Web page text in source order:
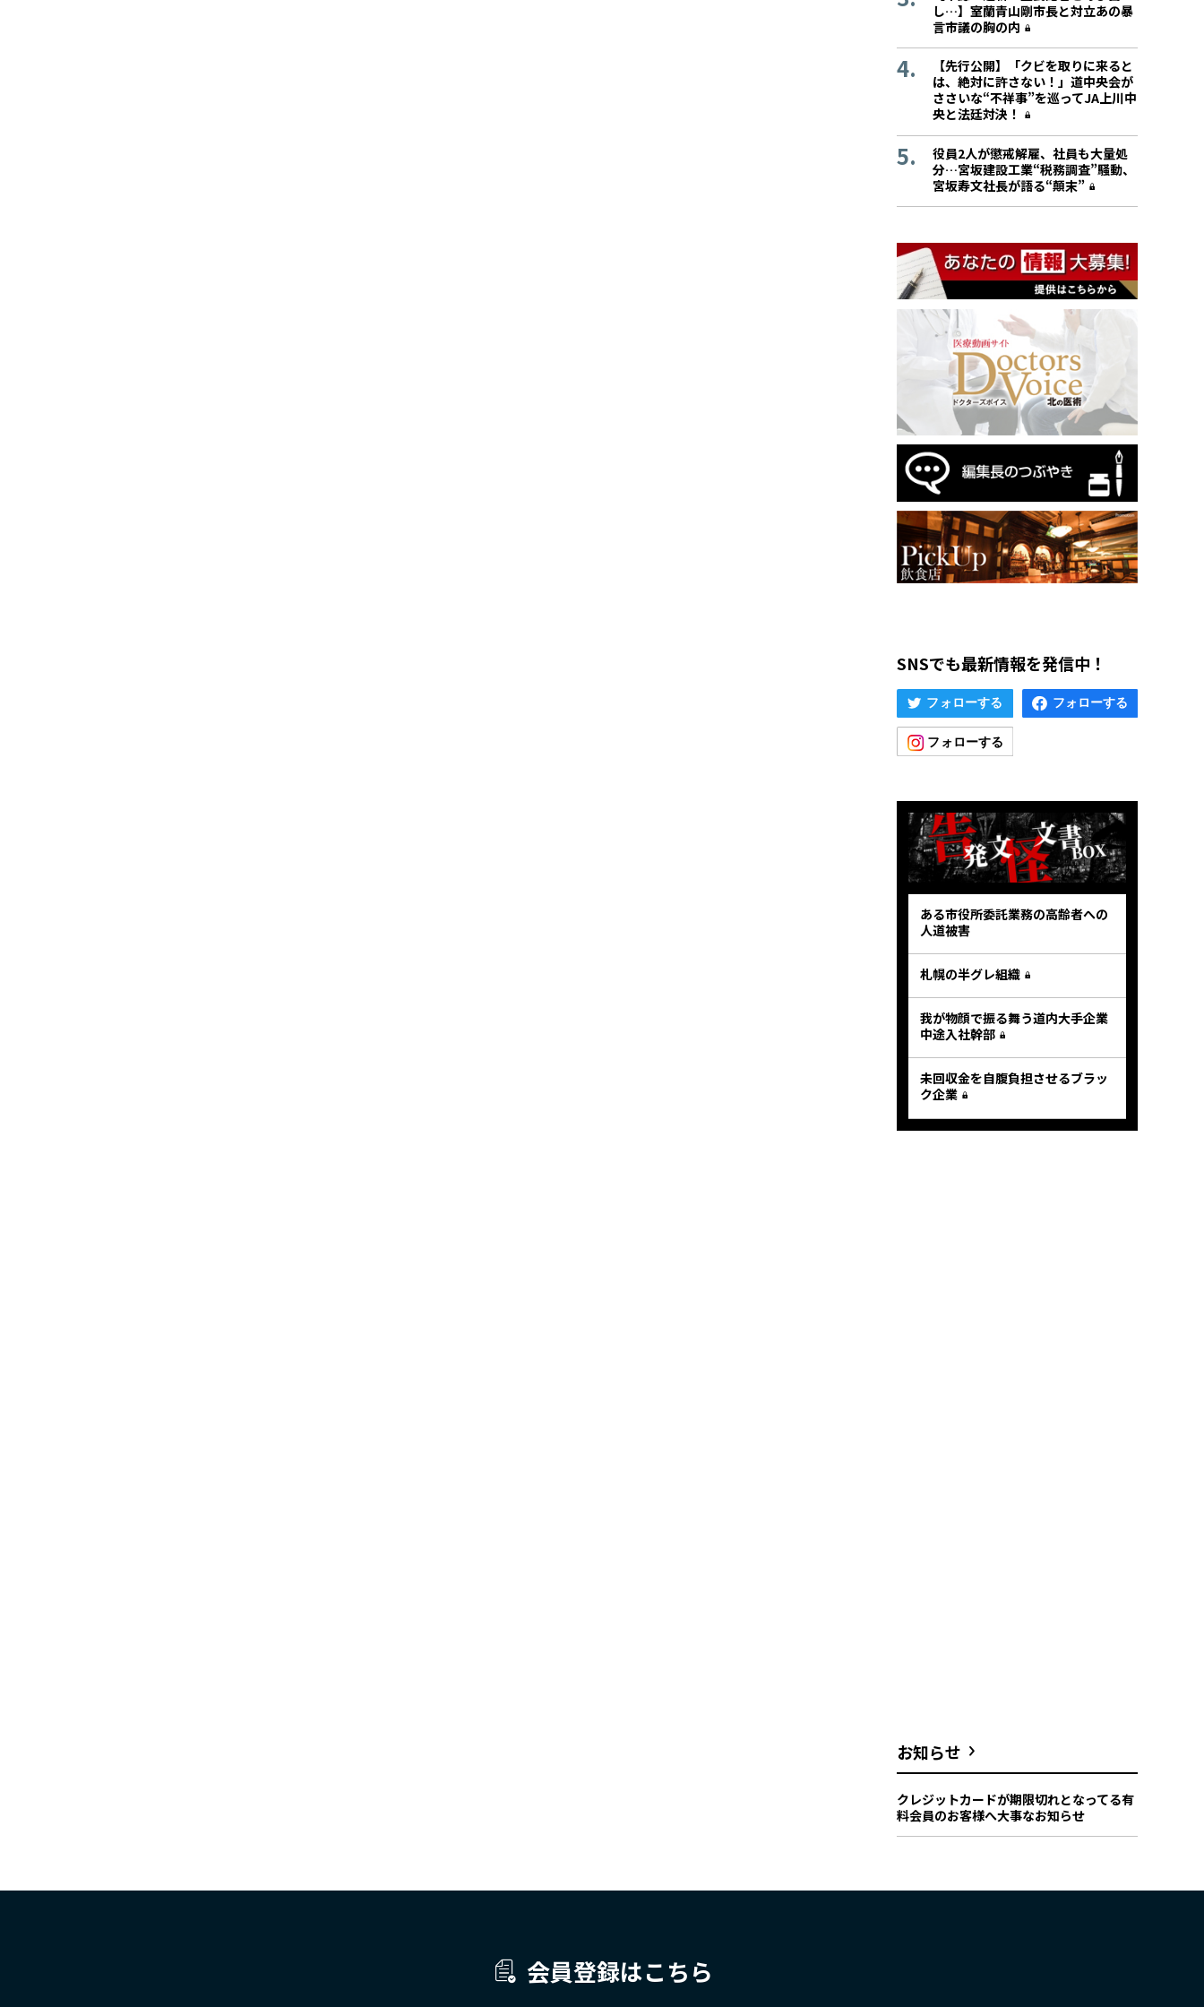
し…】室蘭青山剛市長と対立あの暴
言市議の胸の内
【先行公開】「クビを取りに来ると
は、絶対に許さない！」道中央会が
ささいな“不祥事”を巡ってJA上川中
央と法廷対決！
役員2人が懲戒解雇、社員も大量処
分…宮坂建設工業“税務調査”騒動、
宮坂寿文社長が語る“顛末”
SNSでも最新情報を発信中！
ある市役所委託業務の高齢者への
人道被害
札幌の半グレ組織
我が物顔で振る舞う道内大手企業
中途入社幹部
未回収金を自腹負担させるブラッ
ク企業
お知らせ
クレジットカードが期限切れとなってる有
料会員のお客様へ大事なお知らせ
会員登録はこちら